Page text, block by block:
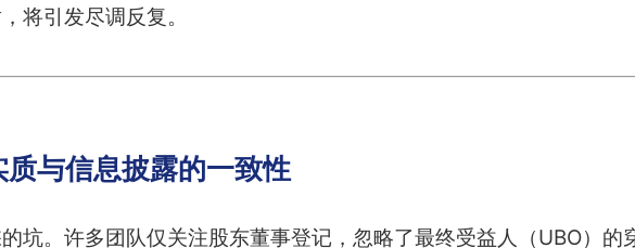
将引发尽调反复。
与信息披露的一致性
坑。许多团队仅关注股东董事登记，忽略了最终受益人（UBO）的